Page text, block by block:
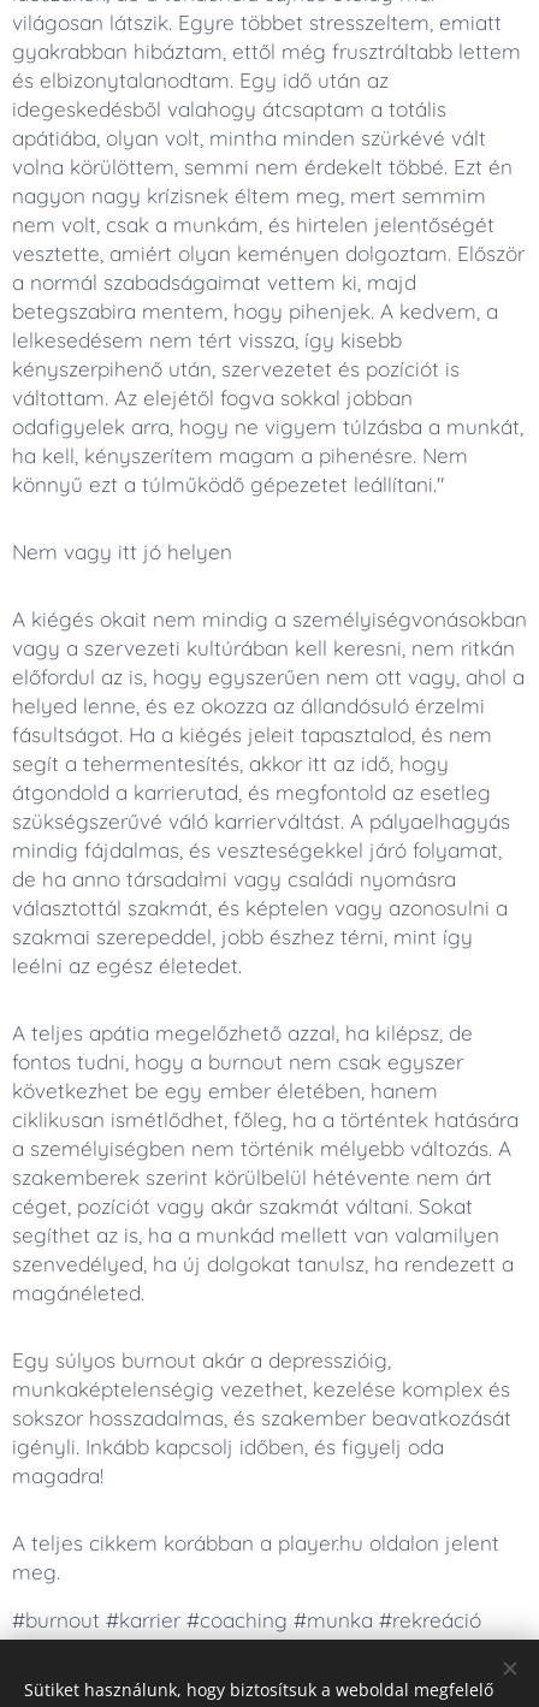
világosan látszik. Egyre többet stresszeltem, emiatt
gyakrabban hibáztam, ettől még frusztráltabb lettem
és elbizonytalanodtam. Egy idő után az
idegeskedésből valahogy átcsaptam a totális
apátiába, olyan volt, mintha minden szürkévé vált
volna körülöttem, semmi nem érdekelt többé. Ezt én
nagyon nagy krízisnek éltem meg, mert semmim
nem volt, csak a munkám, és hirtelen jelentőségét
vesztette, amiért olyan keményen dolgoztam. Először
a normál szabadságaimat vettem ki, majd
betegszabira mentem, hogy pihenjek. A kedvem, a
lelkesedésem nem tért vissza, így kisebb
kényszerpihenő után, szervezetet és pozíciót is
váltottam. Az elejétől fogva sokkal jobban
odafigyelek arra, hogy ne vigyem túlzásba a munkát,
ha kell, kényszerítem magam a pihenésre. Nem
könnyű ezt a túlműködő gépezetet leállítani."
Nem vagy itt jó helyen
A kiégés okait nem mindig a személyiségvonásokban
vagy a szervezeti kultúrában kell keresni, nem ritkán
előfordul az is, hogy egyszerűen nem ott vagy, ahol a
helyed lenne, és ez okozza az állandósuló érzelmi
fásultságot. Ha a kiégés jeleit tapasztalod, és nem
segít a tehermentesítés, akkor itt az idő, hogy
átgondold a karrierutad, és megfontold az esetleg
szükségszerűvé váló karrierváltást. A pályaelhagyás
mindig fájdalmas, és veszteségekkel járó folyamat,
de ha anno társadalmi vagy családi nyomásra
választottál szakmát, és képtelen vagy azonosulni a
szakmai szerepeddel, jobb észhez térni, mint így
leélni az egész életedet.
A teljes apátia megelőzhető azzal, ha kilépsz, de
fontos tudni, hogy a burnout nem csak egyszer
következhet be egy ember életében, hanem
ciklikusan ismétlődhet, főleg, ha a történtek hatására
a személyiségben nem történik mélyebb változás. A
szakemberek szerint körülbelül hétévente nem árt
céget, pozíciót vagy akár szakmát váltani. Sokat
segíthet az is, ha a munkád mellett van valamilyen
szenvedélyed, ha új dolgokat tanulsz, ha rendezett a
magánéleted.
Egy súlyos burnout akár a depresszióig,
munkaképtelenségig vezethet, kezelése komplex és
sokszor hosszadalmas, és szakember beavatkozását
igényli. Inkább kapcsolj időben, és figyelj oda
magadra!
A teljes cikkem korábban a player.hu oldalon jelent
meg.
#burnout #karrier #coaching #munka #rekreáció
Share
Sütiket használunk, hogy biztosítsuk a weboldal megfelelő